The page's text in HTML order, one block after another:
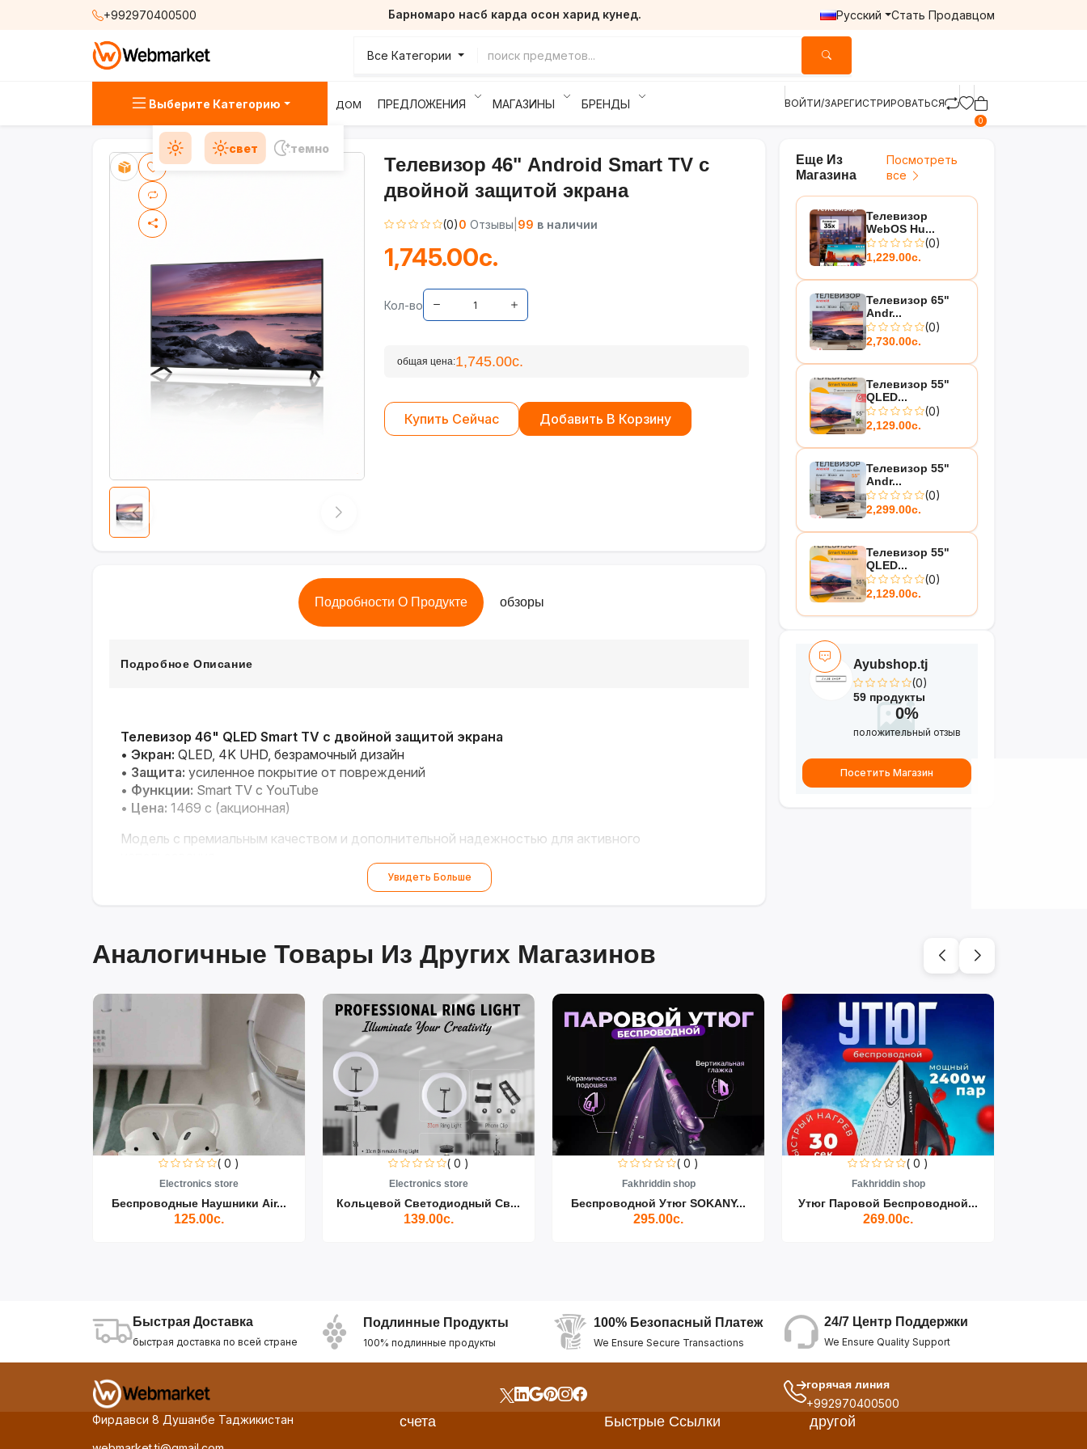
+992970400500 Барномаро насб карда осон харид кунед. Русский Стать Продавцом
Все Категории
Выберите Категорию ДОМ ПРЕДЛОЖЕНИЯ МАГАЗИНЫ БРЕНДЫ ВОЙТИ/ЗАРЕГИСТРИРОВАТЬСЯ
0
свет темно
Телевизор 46" Android Smart TV с
двойной защитой экрана
(0)0 Отзывы 99 в наличии
1,745.00с.
Кол-во
общая цена:1,745.00с.
Купить Сейчас Добавить В Корзину
Подробности О Продукте обзоры
Подробное Описание
Телевизор 46" QLED Smart TV с двойной защитой экрана
• Экран: QLED, 4K UHD, безрамочный дизайн
• Защита: усиленное покрытие от повреждений
• Функции: Smart TV с YouTube
• Цена: 1469 с (акционная)
Модель с премиальным качеством и дополнительной надежностью для активного
Увидеть Больше
Еще Из
Магазина
Посмотреть
все
Телевизор
WebOS Hu...
(0)
1,229.00с.
Телевизор 65"
Andr...
(0)
2,730.00с.
Телевизор 55"
QLED...
(0)
2,129.00с.
Телевизор 55"
Andr...
(0)
2,299.00с.
Телевизор 55"
QLED...
(0)
2,129.00с.
Ayubshop.tj
(0)
59 продукты
0%
положительный отзыв
Посетить Магазин
Аналогичные Товары Из Других Магазинов
( 0 )
Electronics store
Беспроводные Наушники Air...
125.00с.
( 0 )
Electronics store
Кольцевой Светодиодный Св...
139.00с.
( 0 )
Fakhriddin shop
Беспроводной Утюг SOKANY...
295.00с.
( 0 )
Fakhriddin shop
Утюг Паровой Беспроводной...
269.00с.
Быстрая Доставка
быстрая доставка по всей стране
Подлинные Продукты
100% подлинные продукты
100% Безопасный Платеж
We Ensure Secure Transactions
24/7 Центр Поддержки
We Ensure Quality Support
горячая линия
+992970400500
Фирдавси 8 Душанбе Таджикистан
счета Быстрые Ссылки другой